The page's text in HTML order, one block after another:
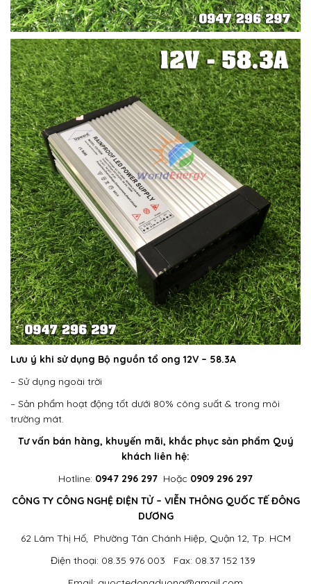
Lưu ý khi sử dụng Bộ nguồn tổ ong 12V – 58.3A
– Sử dụng ngoài trời
– Sản phẩm hoạt động tốt dưới 80% công suất & trong môi
trường mát.
Tư vấn bán hàng, khuyến mãi, khắc phục sản phẩm Quý
khách liên hệ:
Hotline: 0947 296 297 Hoặc 0909 296 297
CÔNG TY CÔNG NGHỆ ĐIỆN TỬ – VIỄN THÔNG QUỐC TẾ ĐÔNG
DƯƠNG
62 Lâm Thị Hố, Phường Tân Chánh Hiệp, Quận 12, Tp. HCM
Điện thoại: 08.35 976 003 Fax: 08.37 152 139